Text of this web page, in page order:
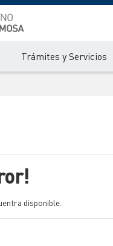
Trámites y Servicios
disponible.